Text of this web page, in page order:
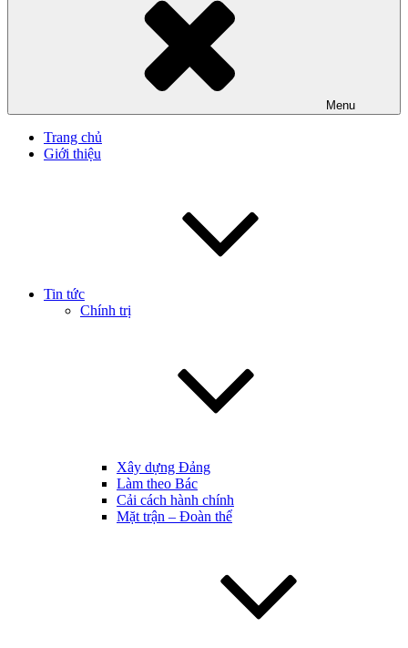
Menu
Trang chủ
Giới thiệu
Tin tức
Chính trị
Xây dựng Đảng
Làm theo Bác
Cải cách hành chính
Mặt trận – Đoàn thể